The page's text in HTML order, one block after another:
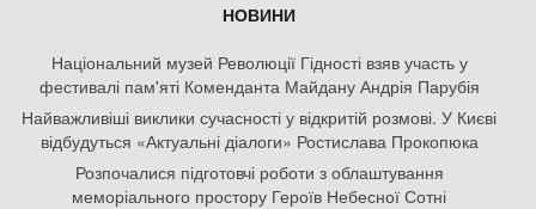
НОВИНИ
Національний музей Революції Гідності взяв участь у
фестивалі пам'яті Коменданта Майдану Андрія Парубія
Найважливіші виклики сучасності у відкритій розмові. У Києві
відбудуться «Актуальні діалоги» Ростислава Прокопюка
Розпочалися підготовчі роботи з облаштування
меморіального простору Героїв Небесної Сотні